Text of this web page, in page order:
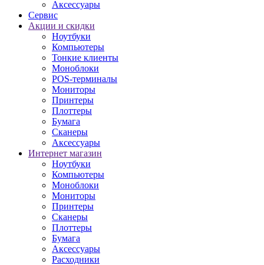
Аксессуары
Сервис
Акции и скидки
Ноутбуки
Компьютеры
Тонкие клиенты
Моноблоки
POS-терминалы
Мониторы
Принтеры
Плоттеры
Бумага
Сканеры
Аксессуары
Интернет магазин
Ноутбуки
Компьютеры
Моноблоки
Мониторы
Принтеры
Сканеры
Плоттеры
Бумага
Аксессуары
Расходники